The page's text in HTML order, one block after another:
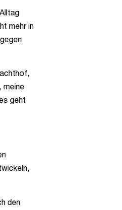
mehr in
meine
geht
den